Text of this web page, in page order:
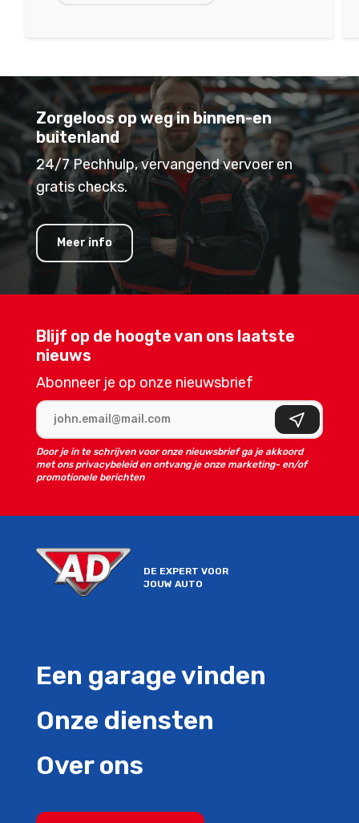
DE EXPERT VOOR
JOUW AUTO
Een garage vinden
Onze diensten
Over ons
Blijf op de hoogte van ons laatste
nieuws
Abonneer je op onze nieuwsbrief
Aanmelden
Door je in te schrijven voor onze nieuwsbrief ga je akkoord
met ons privacybeleid en ontvang je onze marketing- en/of
promotionele berichten
Zorgeloos op weg in binnen-en
buitenland
24/7 Pechhulp, vervangend vervoer en
gratis checks.
Meer info